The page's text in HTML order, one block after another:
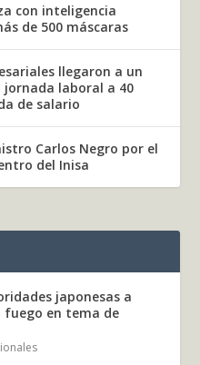
con inteligencia
de 500 máscaras
llegaron a un
laboral a 40
de salario
Carlos Negro por el
del Inisa
japonesas a
fuego en tema de